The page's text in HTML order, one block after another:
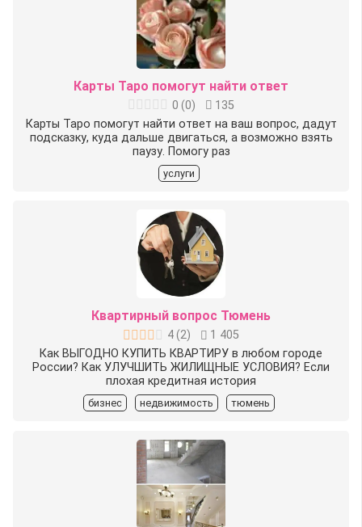
Карты Таро помогут найти ответ
0 (0)
135
Карты Таро помогут найти ответ на ваш вопрос, дадут
подсказку, куда дальше двигаться, а возможно взять
паузу. Помогу раз
услуги
Квартирный вопрос Тюмень
4(2)
1 405
Как ВЫГОДНО КУПИТЬ КВАРТИРУ в любом городе
России? Как УЛУЧШИТЬ ЖИЛИЩНЫЕ УСЛОВИЯ? Если
плохая кредитная история
бизнес недвижимость тюмень